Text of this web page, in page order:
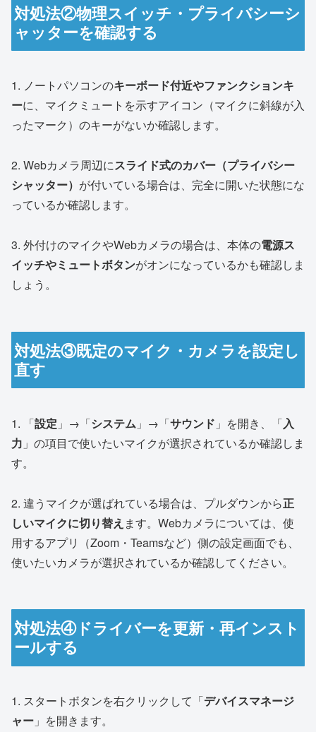
対処法②物理スイッチ・プライバシーシ
ャッターを確認する
1. ノートパソコンのキーボード付近やファンクションキ
ーに、マイクミュートを示すアイコン（マイクに斜線が入
ったマーク）のキーがないか確認します。
2. Webカメラ周辺にスライド式のカバー（プライバシー
シャッター） が付いている場合は、完全に開いた状態にな
っているか確認します。
3. 外付けのマイクやWebカメラの場合は、本体の電源ス
イッチやミュートボタンがオンになっているかも確認しま
しょう。
対処法③既定のマイク・カメラを設定し
直す
1. 「設定 」→「システム 」→「サウンド 」を開き、「入
力 」の項目で使いたいマイクが選択されているか確認しま
す。
2. 違うマイクが選ばれている場合は、プルダウンから正
しいマイクに切り替え ます。Webカメラについては、使
用するアプリ（Zoom・Teamsなど）側の設定画面でも、
使いたいカメラが選択されているか確認してください。
対処法④ドライバーを更新・再インスト
ールする
1. スタートボタンを右クリックして「デバイスマネージ
ャー 」を開きます。